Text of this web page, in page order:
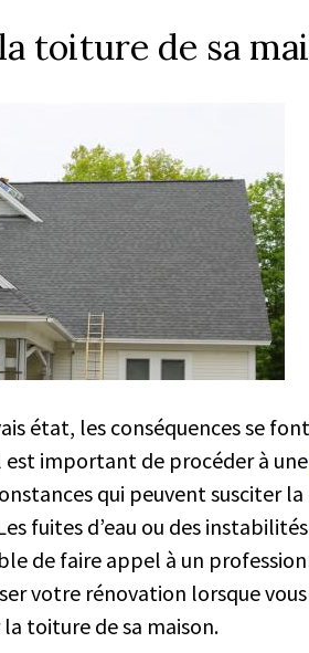
toiture de sa
état, les conséquences se
important de procéder à une
qui peuvent susciter
fuites d’eau ou des
de faire appel à un
votre rénovation lorsque
toiture de sa maison.